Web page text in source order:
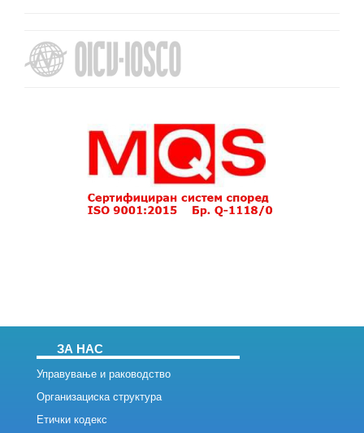
ЗА НАС
Управување и раководство
Организациска структура
Етички кодекс